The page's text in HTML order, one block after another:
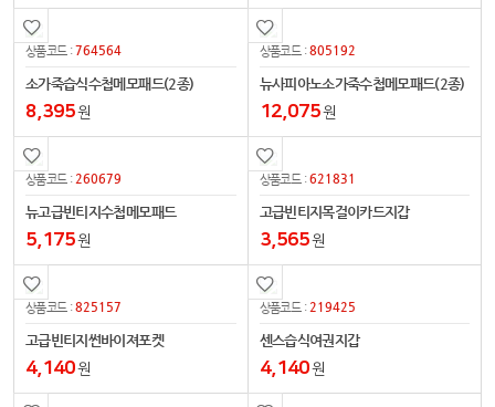
상품코드 :764564
소가죽습식수첩메모패드(2종)
8,395원
상품코드 :805192
뉴사피아노소가죽수첩메모패드(2종)
12,075원
상품코드 :260679
뉴고급빈티지수첩메모패드
5,175원
상품코드 :621831
고급빈티지목걸이카드지갑
3,565원
상품코드 :825157
고급빈티지썬바이져포켓
4,140원
상품코드 : 219425
센스습식여권지갑
4,140원